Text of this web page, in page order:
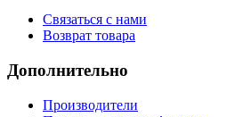
Связаться с нами
Возврат товара
Дополнительно
Производители